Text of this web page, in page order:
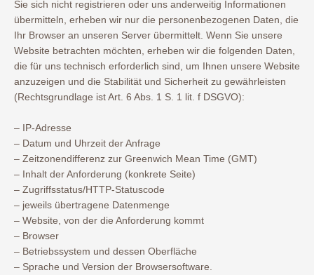
Sie sich nicht registrieren oder uns anderweitig Informationen
übermitteln, erheben wir nur die personenbezogenen Daten, die
Ihr Browser an unseren Server übermittelt. Wenn Sie unsere
Website betrachten möchten, erheben wir die folgenden Daten,
die für uns technisch erforderlich sind, um Ihnen unsere Website
anzuzeigen und die Stabilität und Sicherheit zu gewährleisten
(Rechtsgrundlage ist Art. 6 Abs. 1 S. 1 lit. f DSGVO):
– IP-Adresse
– Datum und Uhrzeit der Anfrage
– Zeitzonendifferenz zur Greenwich Mean Time (GMT)
– Inhalt der Anforderung (konkrete Seite)
– Zugriffsstatus/HTTP-Statuscode
– jeweils übertragene Datenmenge
– Website, von der die Anforderung kommt
– Browser
– Betriebssystem und dessen Oberfläche
– Sprache und Version der Browsersoftware.